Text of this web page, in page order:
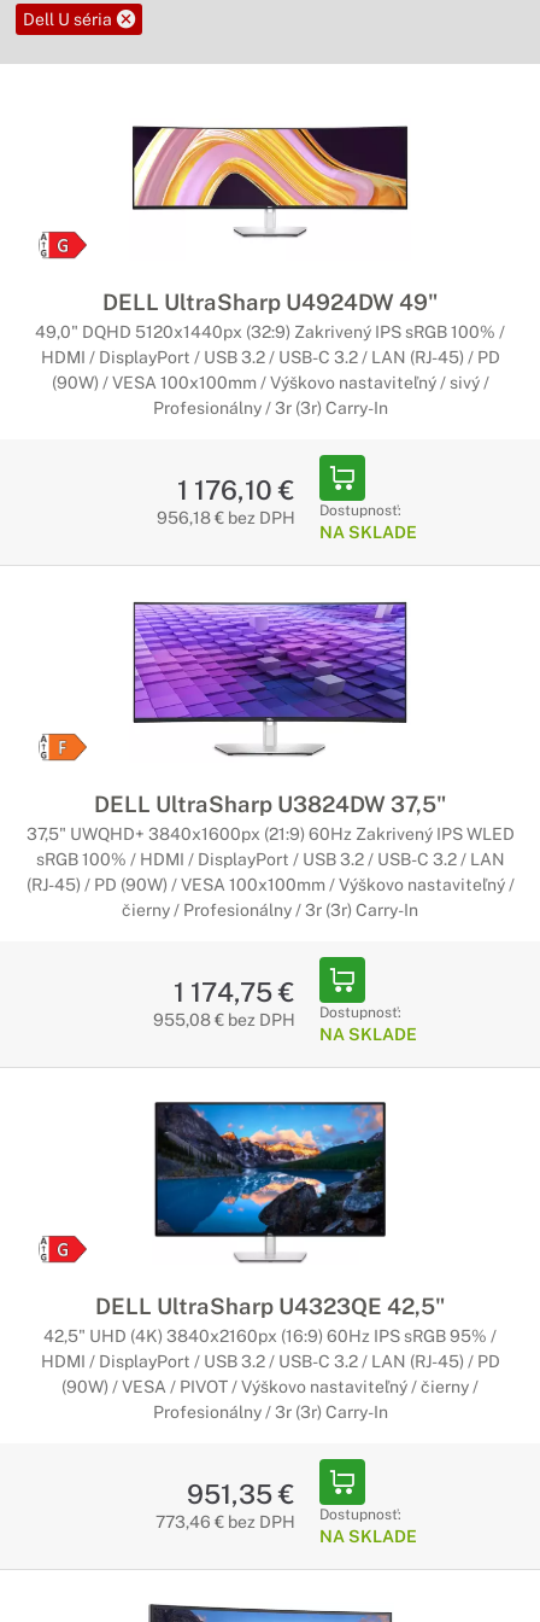
Dell U séria
DELL UltraSharp U4924DW 49"
49,0" DQHD 5120x1440px (32:9) Zakrivený IPS sRGB 100% /
HDMI / DisplayPort / USB 3.2 / USB-C 3.2 / LAN (RJ-45) / PD
(90W) / VESA 100x100mm / Výškovo nastaviteľný / sivý /
Profesionálny / 3r (3r) Carry-In
1 176,10 €
956,18 € bez DPH Dostupnosť:
NA SKLADE
DELL UltraSharp U3824DW 37,5"
37,5" UWQHD+ 3840x1600px (21:9) 60Hz Zakrivený IPS WLED
sRGB 100% / HDMI / DisplayPort / USB 3.2 / USB-C 3.2 / LAN
(RJ-45) / PD (90W) / VESA 100x100mm / Výškovo nastaviteľný /
čierny / Profesionálny / 3r (3r) Carry-In
1 174,75 €
955,08 € bez DPH Dostupnosť:
NA SKLADE
DELL UltraSharp U4323QE 42,5"
42,5" UHD (4K) 3840x2160px (16:9) 60Hz IPS sRGB 95% /
HDMI / DisplayPort / USB 3.2 / USB-C 3.2 / LAN (RJ-45) / PD
(90W) / VESA / PIVOT / Výškovo nastaviteľný / čierny /
Profesionálny / 3r (3r) Carry-In
951,35 €
773,46 € bez DPH Dostupnosť:
NA SKLADE